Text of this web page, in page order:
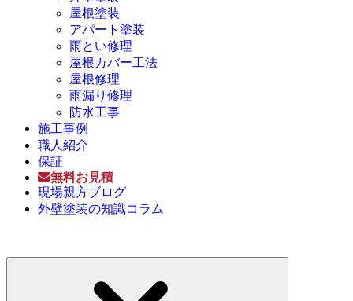
屋根塗装
アパート塗装
雨とい修理
屋根カバー工法
屋根修理
雨漏り修理
防水工事
施工事例
職人紹介
保証
無料お見積
現場親方ブログ
外壁塗装の知識コラム